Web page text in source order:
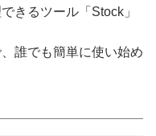
きるツール「Stock」
誰でも簡単に使い始め